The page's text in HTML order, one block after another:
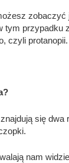
tym przypadku
czyli protanopii.
się dwa
nam